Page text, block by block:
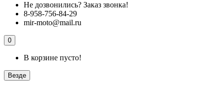
Не дозвонились? Заказ звонка!
8-958-756-84-29
mir-moto@mail.ru
0
В корзине пусто!
Везде